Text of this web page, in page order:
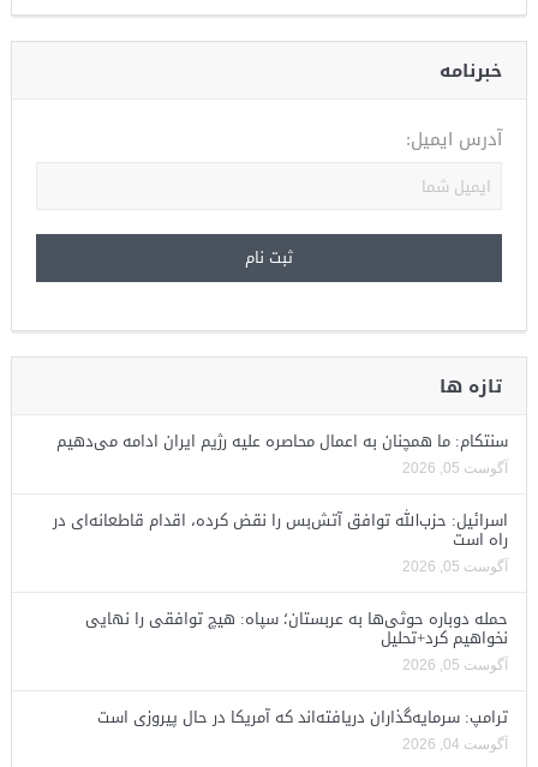
خبرنامه
آدرس ایمیل:
تازه ها
سنتکام: ما همچنان به اعمال محاصره علیه رژیم ایران ادامه می‌دهیم
آگوست 05, 2026
اسرائیل: حزب‌الله توافق آتش‌بس را نقض کرده، اقدام قاطعانه‌ای در
راه است
آگوست 05, 2026
حمله دوباره حوثی‌ها به عربستان؛ سپاه: هیچ توافقی را نهایی
نخواهیم کرد+تحلیل
آگوست 05, 2026
ترامپ: سرمایه‌گذاران دریافته‌اند که آمریکا در حال پیروزی است
آگوست 04, 2026